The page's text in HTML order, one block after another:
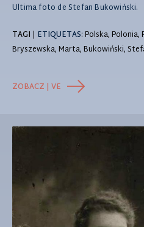
Ultima foto de Stefan Bukowiński.
TAGI | ETIQUETAS: Polska,
Bryszewska, Marta, Bukowiński,
ZOBACZ | VE